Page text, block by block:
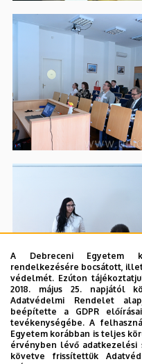
A Debreceni Egyetem
rendelkezésére bocsátott,
védelmét. Ezúton
2018. május 25. napjától
Adatvédelmi Rendelet
beépítette a GDPR
tevékenységébe. A
Egyetem korábban is teljes
érvényben lévő adatkezelési
követve frissítettük